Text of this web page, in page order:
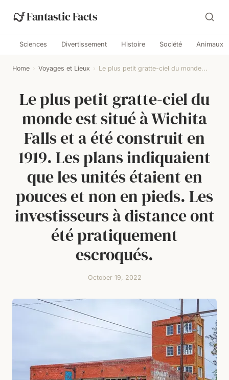
Fantastic Facts
Sciences Divertissement Histoire Société Animaux
Home › Voyages et Lieux › Le plus petit gratte-ciel du monde...
Le plus petit gratte-ciel du
monde est situé à Wichita
Falls et a été construit en
1919. Les plans indiquaient
que les unités étaient en
pouces et non en pieds. Les
investisseurs à distance ont
été pratiquement
escroqués.
October 19, 2022